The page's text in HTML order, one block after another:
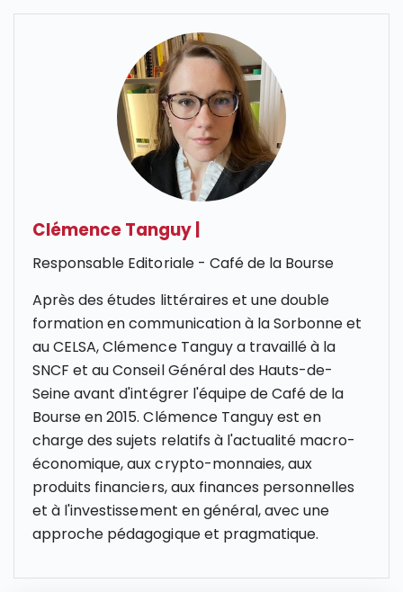
Clémence Tanguy
Responsable Editoriale - Café de la Bourse
Après des études littéraires et une double
formation en communication à la Sorbonne et
au CELSA, Clémence Tanguy a travaillé à la
SNCF et au Conseil Général des Hauts-de-
Seine avant d'intégrer l'équipe de Café de la
Bourse en 2015. Clémence Tanguy est en
charge des sujets relatifs à l'actualité macro-
économique, aux crypto-monnaies, aux
produits financiers, aux finances personnelles
et à l'investissement en général, avec une
approche pédagogique et pragmatique.